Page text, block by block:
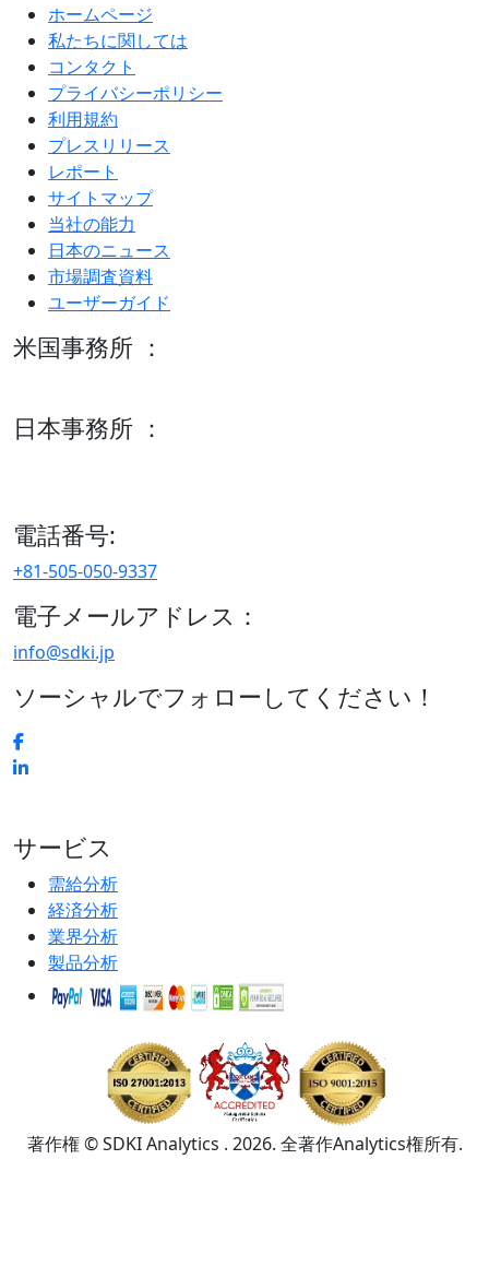
ホームページ
私たちに関しては
コンタクト
プライバシーポリシー
利用規約
プレスリリース
レポート
サイトマップ
当社の能力
日本のニュース
市場調査資料
ユーザーガイド
米国事務所 ：
日本事務所 ：
電話番号:
+81-505-050-9337
電子メールアドレス：
info@sdki.jp
ソーシャルでフォローしてください！
サービス
需給分析
経済分析
業界分析
製品分析
著作権 © SDKI Analytics . 2026. 全著作Analytics権所有.